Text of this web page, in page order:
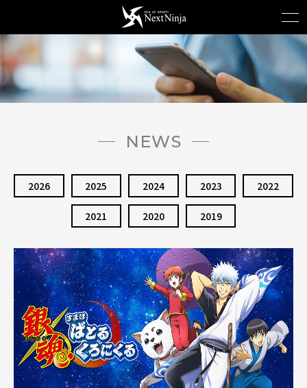
NEWS
2026 2025 2024 2023 2022
2021 2020 2019